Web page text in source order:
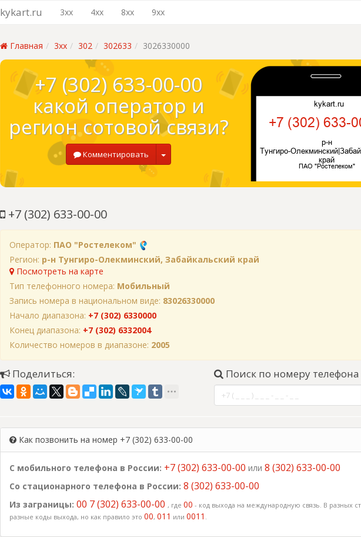
kykart.ru 3xx 4xx 8xx 9xx
Главная 3xx 302 302633 3026330000
+7 (302) 633-00-00
какой оператор и
регион сотовой связи?
Комментировать
+7 (302) 633-00-00
Оператор: ПАО "Ростелеком"
Регион: р-н Тунгиро-Олекминский, Забайкальский край
Посмотреть на карте
Тип телефонного номера: Мобильный
Запись номера в национальном виде: 83026330000
Начало диапазона: +7 (302) 6330000
Конец диапазона: +7 (302) 6332004
Количество номеров в диапазоне: 2005
Поделиться: Поиск по номеру телефона
Как позвонить на номер +7 (302) 633-00-00
С мобильного телефона в России: +7 (302) 633-00-00 или 8 (302) 633-00-00
Со стационарного телефона в России: 8 (302) 633-00-00
Из заграницы: 00 7 (302) 633-00-00 , где 00 - код выхода на международную связь. В разных
разные коды выхода, но как правило это 00, 011 или 0011 .